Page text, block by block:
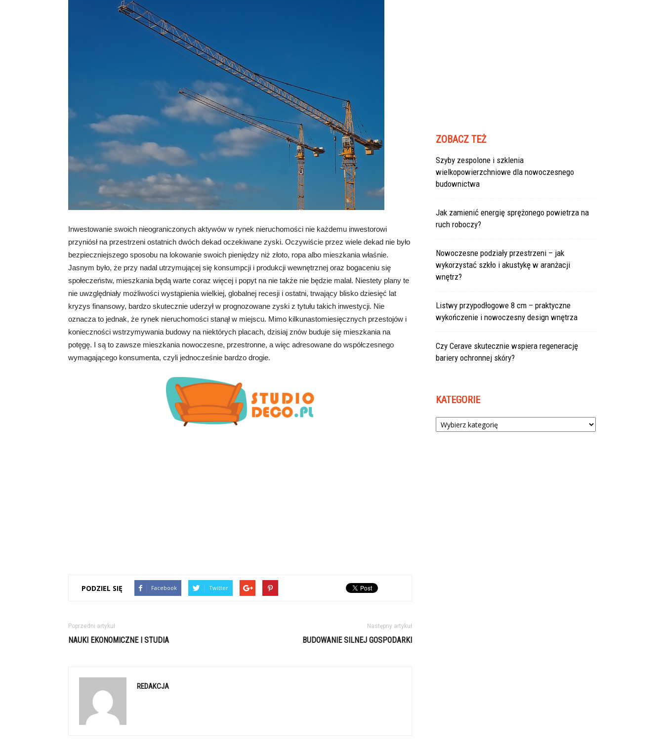
Inwestowanie swoich nieograniczonych aktywów w rynek nieruchomości nie każdemu inwestorowi
przyniósł na przestrzeni ostatnich dwóch dekad oczekiwane zyski. Oczywiście przez wiele dekad nie było
bezpieczniejszego sposobu na lokowanie swoich pieniędzy niż złoto, ropa albo mieszkania właśnie.
Jasnym było, że przy nadal utrzymującej się konsumpcji i produkcji wewnętrznej oraz bogaceniu się
społeczeństw, mieszkania będą warte coraz więcej i popyt na nie także nie będzie malał. Niestety plany te
nie uwzględniały możliwości wystąpienia wielkiej, globalnej recesji i ostatni, trwający blisko dziesięć lat
kryzys finansowy, bardzo skutecznie uderzył w prognozowane zyski z tytułu takich inwestycji. Nie
oznacza to jednak, że rynek nieruchomości stanął w miejscu. Mimo kilkunastomiesięcznych przestojów i
konieczności wstrzymywania budowy na niektórych placach, dzisiaj znów buduje się mieszkania na
potęgę. I są to zawsze mieszkania nowoczesne, przestronne, a więc adresowane do współczesnego
wymagającego konsumenta, czyli jednocześnie bardzo drogie.
PODZIEL SIĘ Facebook Twitter
Poprzedni artykuł
NAUKI EKONOMICZNE I STUDIA
Następny artykuł
BUDOWANIE SILNEJ GOSPODARKI
REDAKCJA
ZOBACZ TEŻ
Szyby zespolone i szklenia
wielkopowierzchniowe dla nowoczesnego
budownictwa
Jak zamienić energię sprężonego powietrza na
ruch roboczy?
Nowoczesne podziały przestrzeni – jak
wykorzystać szkło i akustykę w aranżacji
wnętrz?
Listwy przypodłogowe 8 cm – praktyczne
wykończenie i nowoczesny design wnętrza
Czy Cerave skutecznie wspiera regenerację
bariery ochronnej skóry?
KATEGORIE
Kategorie